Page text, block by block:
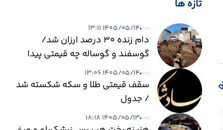
جستجو
تازه ها
۱۴۰۵/۰۵/۱۴ ۱۳:۱۱
دام زنده ۳۰ درصد ارزان شد/
گوسفند و گوساله چه قیمتی پیدا
کرد؟
۱۴۰۵/۰۵/۱۴ ۱۳:۰۶
سقف قیمتی طلا و سکه شکسته شد
/ جدول
۱۴۰۵/۰۵/۱۳ ۱۸:۱۸